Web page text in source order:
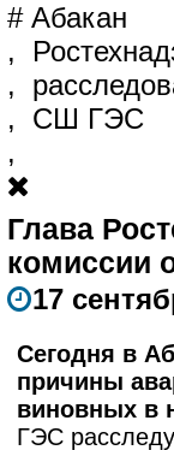
# Абакан
,
,
, СШ ГЭС
,
Глава
комиссии
17
Сегодня в
причины
виновных в
ГЭС